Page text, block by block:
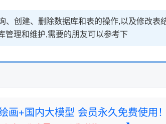
、创建、删除数据库和表的操作,以及修改表
管理和维护,需要的朋友可以参考下
画+国内大模型 会员永久免费使用！